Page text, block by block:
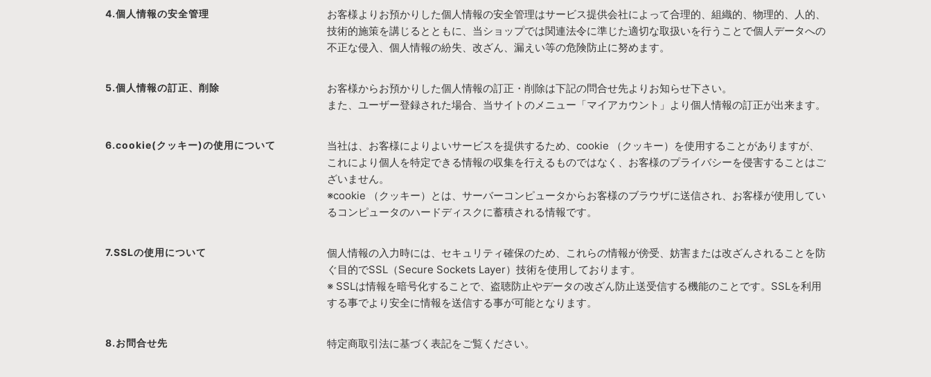
4.個人情報の安全管理
お客様よりお預かりした個人情報の安全管理はサービス提供会社によって合理的、組織的、物理的、人的、
技術的施策を講じるとともに、当ショップでは関連法令に準じた適切な取扱いを行うことで個人データへの
不正な侵入、個人情報の紛失、改ざん、漏えい等の危険防止に努めます。
5.個人情報の訂正、削除
お客様からお預かりした個人情報の訂正・削除は下記の問合せ先よりお知らせ下さい。
また、ユーザー登録された場合、当サイトのメニュー「マイアカウント」より個人情報の訂正が出来ます。
6.cookie(クッキー)の使用について
当社は、お客様によりよいサービスを提供するため、cookie （クッキー）を使用することがありますが、
これにより個人を特定できる情報の収集を行えるものではなく、お客様のプライバシーを侵害することはご
ざいません。
※cookie （クッキー）とは、サーバーコンピュータからお客様のブラウザに送信され、お客様が使用してい
るコンピュータのハードディスクに蓄積される情報です。
7.SSLの使用について
個人情報の入力時には、セキュリティ確保のため、これらの情報が傍受、妨害または改ざんされることを防
ぐ目的でSSL（Secure Sockets Layer）技術を使用しております。
※ SSLは情報を暗号化することで、盗聴防止やデータの改ざん防止送受信する機能のことです。SSLを利用
する事でより安全に情報を送信する事が可能となります。
8.お問合せ先 特定商取引法に基づく表記をご覧ください。